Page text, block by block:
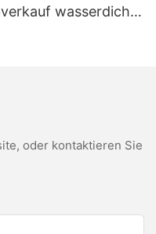
wasserdichte
oder kontaktieren Sie